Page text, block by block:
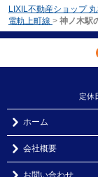
LIXIL不動産ショップ
電軌上町線 > 神ノ木駅
定休
ホーム
会社概要
お問い合わせ